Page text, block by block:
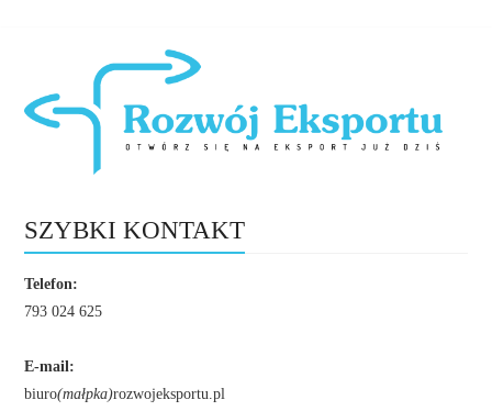
SZYBKI KONTAKT
Telefon:
793 024 625
E-mail:
biuro(małpka)rozwojeksportu.pl